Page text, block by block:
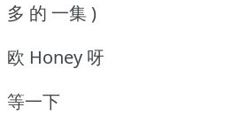
多 的 一集 )
欧 Honey 呀
等一下